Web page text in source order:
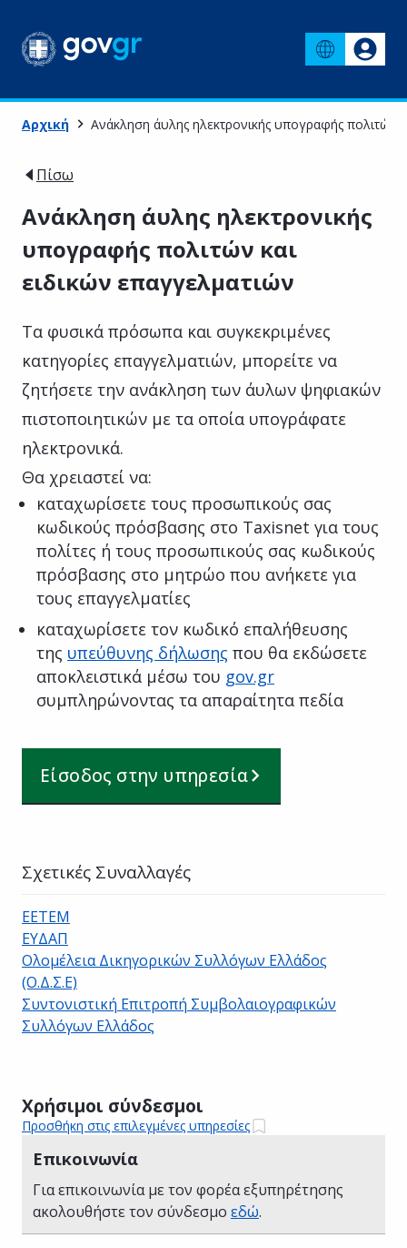
Αρχική Ανάκληση άυλης ηλεκτρονικής υπογραφής πολιτών
Πίσω
Ανάκληση άυλης ηλεκτρονικής
υπογραφής πολιτών και
ειδικών επαγγελματιών
Τα φυσικά πρόσωπα και συγκεκριμένες
κατηγορίες επαγγελματιών, μπορείτε να
ζητήσετε την ανάκληση των άυλων ψηφιακών
πιστοποιητικών με τα οποία υπογράφατε
ηλεκτρονικά.
Θα χρειαστεί να:
καταχωρίσετε τους προσωπικούς σας
κωδικούς πρόσβασης στο Taxisnet για τους
πολίτες ή τους προσωπικούς σας κωδικούς
πρόσβασης στο μητρώο που ανήκετε για
τους επαγγελματίες
καταχωρίσετε τον κωδικό επαλήθευσης
της υπεύθυνης δήλωσης που θα εκδώσετε
αποκλειστικά μέσω του gov.gr
συμπληρώνοντας τα απαραίτητα πεδία
Είσοδος στην υπηρεσία
Χρήσιμοι σύνδεσμοι
Προσθήκη στις επιλεγμένες υπηρεσίες
Επικοινωνία
Για επικοινωνία με τον φορέα εξυπηρέτησης
ακολουθήστε τον σύνδεσμο εδώ.
Σχετικές Συναλλαγές
ΕΕΤΕΜ
ΕΥΔΑΠ
Ολομέλεια Δικηγορικών Συλλόγων Ελλάδος
(Ο.Δ.Σ.Ε)
Συντονιστική Επιτροπή Συμβολαιογραφικών
Συλλόγων Ελλάδος